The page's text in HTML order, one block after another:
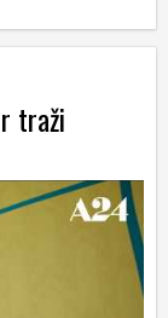
traži